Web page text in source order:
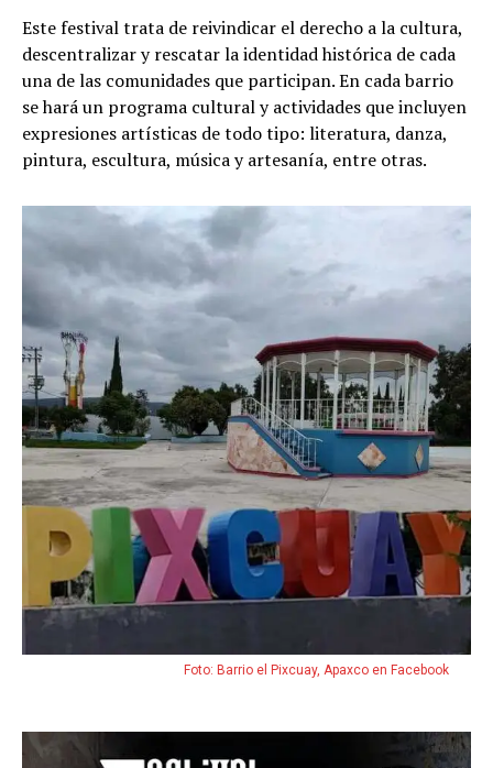
Este festival trata de reivindicar el derecho a la cultura,
descentralizar y rescatar la identidad histórica de cada
una de las comunidades que participan. En cada barrio
se hará un programa cultural y actividades que incluyen
expresiones artísticas de todo tipo: literatura, danza,
pintura, escultura, música y artesanía, entre otras.
Foto: Barrio el Pixcuay, Apaxco en Facebook